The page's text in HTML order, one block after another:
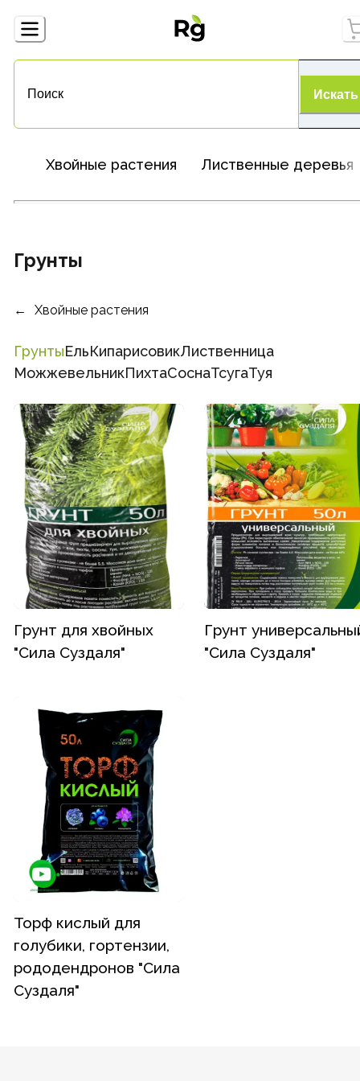
Искать
Хвойные растения Лиственные деревья
Грунты
Хвойные растения
ГрунтыЕльКипарисовикЛиственница
МожжевельникПихтаСоснаТсугаТуя
Грунт для хвойных
"Сила Суздаля"
Грунт
"Сила Суздаля"
Торф кислый для
голубики, гортензии,
рододендронов "Сила
Суздаля"